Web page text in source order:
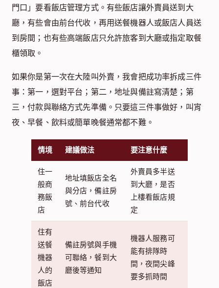
門口」要看飯店管理方式。有些飯店讓外賣員送到大
廳，有些會由前台代收，再用送餐機器人或飯店人員送
到房間；也有些高端飯店只允許旅客到大廳或指定取餐
櫃領取。
如果你是第一次在大陸叫外賣，我會把成功率拆成三件
事：第一，選對平台；第二，地址與備註寫清楚；第
三，付款與聯絡方式先準備。只要這三件事做好，叫宵
夜、早餐、飲料或簡單晚餐通常都不難。
情境 建議做法 要注意什麼
住一
般商
務飯
店
地址填飯店全名
與分店，備註房
號、前台代收
外賣員多半送
到大廳，是否
上樓看飯店規
定
住有
送餐
機器
人的
飯店
備註房號與手機
可聯絡，餐到大
廳後等通知
機器人服務可
能有排隊時
間，夜間尖峰
要多抓時間